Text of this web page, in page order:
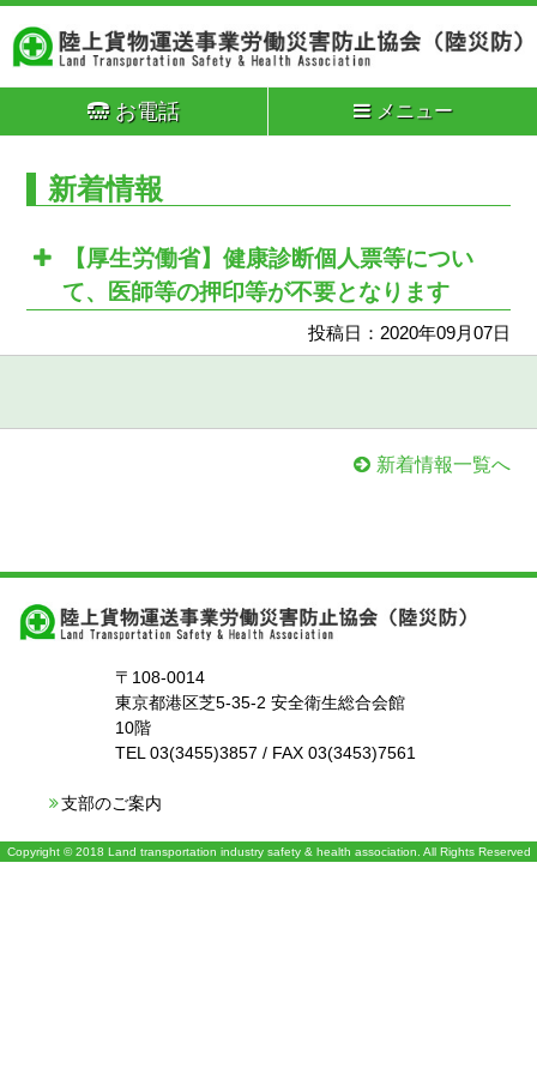
お電話 メニュー
新着情報
【厚生労働省】健康診断個人票等につい
て、医師等の押印等が不要となります
投稿日：2020年09月07日
新着情報一覧へ
〒108-0014
東京都港区芝5-35-2 安全衛生総合会館
10階
TEL 03(3455)3857 / FAX 03(3453)7561
支部のご案内
Copyright © 2018 Land transportation industry safety & health association. All Rights Reserved